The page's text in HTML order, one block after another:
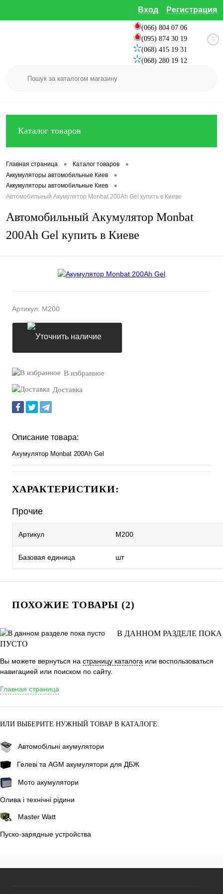
Вход Регистрация
(066) 804 07 06
(095) 874 30 19
(068) 415 19 31
(068) 280 19 12
0
Каталог товаров
Главная страница • Каталог товаров •
Аккумуляторы автомобильные Киев •
Аккумуляторы автомобильные Киев •
Автомобильный Акумулятор Monbat 200Ah Gel купить в Киеве
Автомобильный Акумулятор Monbat
200Ah Gel купить в Киеве
Артикул: M200
В избранное
Доставка
Описание товара:
Акумулятор Monbat 200Ah Gel
ХАРАКТЕРИСТИКИ:
Прочие
Артикул M200
Базовая единица шт
ПОХОЖИЕ ТОВАРЫ (2)
В ДАННОМ РАЗДЕЛЕ ПОКА
ПУСТО
Вы можете вернуться на страницу каталога или воспользоваться
навигацией или поиском по сайту.
Главная страница
ИЛИ ВЫБЕРИТЕ НУЖНЫЙ ТОВАР В КАТАЛОГЕ.
Автомобільні акумулятори
Гелеві та AGM акумулятори для ДБЖ
Мото акумулятори
Олива і технічні рідини
Master Watt
Пуско-зарядные устройства